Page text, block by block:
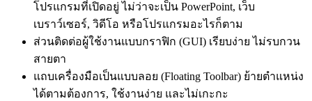
โปรแกรมที่เปิดอยู่ ไม่ว่าจะเป็น PowerPoint, เว็บ
เบราว์เซอร์, วิดีโอ หรือโปรแกรมอะไรก็ตาม
ส่วนติดต่อผู้ใช้งานแบบกราฟิก (GUI) เรียบง่าย ไม่รบกวน
สายตา
แถบเครื่องมือเป็นแบบลอย (Floating Toolbar) ย้ายตำแหน่ง
ได้ตามต้องการ, ใช้งานง่าย และไม่เกะกะ